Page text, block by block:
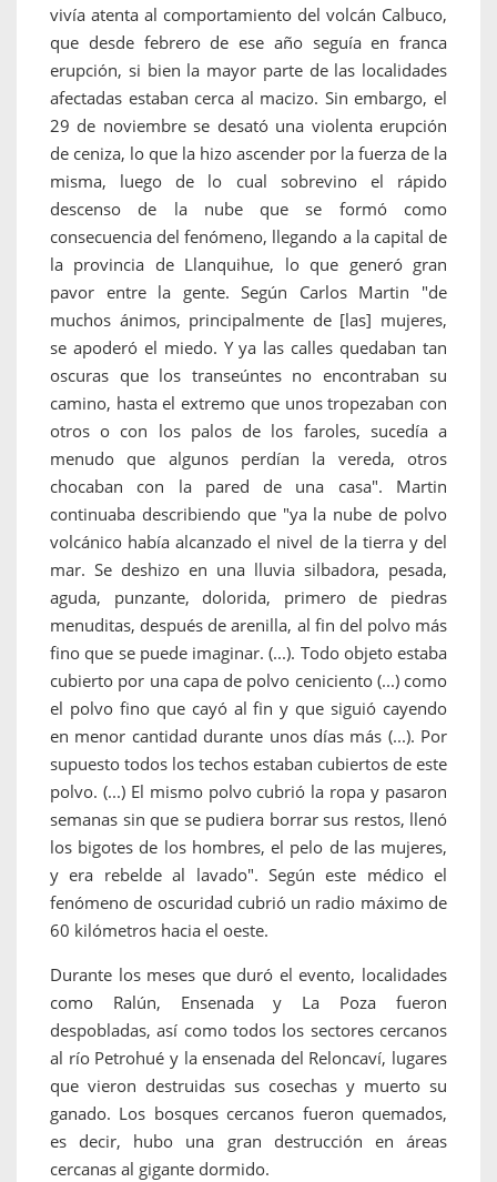
vivía atenta al comportamiento del volcán Calbuco,
que desde febrero de ese año seguía en franca
erupción, si bien la mayor parte de las localidades
afectadas estaban cerca al macizo. Sin embargo, el
29 de noviembre se desató una violenta erupción
de ceniza, lo que la hizo ascender por la fuerza de la
misma, luego de lo cual sobrevino el rápido
descenso de la nube que se formó como
consecuencia del fenómeno, llegando a la capital de
la provincia de Llanquihue, lo que generó gran
pavor entre la gente. Según Carlos Martin "de
muchos ánimos, principalmente de [las] mujeres,
se apoderó el miedo. Y ya las calles quedaban tan
oscuras que los transeúntes no encontraban su
camino, hasta el extremo que unos tropezaban con
otros o con los palos de los faroles, sucedía a
menudo que algunos perdían la vereda, otros
chocaban con la pared de una casa". Martin
continuaba describiendo que "ya la nube de polvo
volcánico había alcanzado el nivel de la tierra y del
mar. Se deshizo en una lluvia silbadora, pesada,
aguda, punzante, dolorida, primero de piedras
menuditas, después de arenilla, al fin del polvo más
fino que se puede imaginar. (...). Todo objeto estaba
cubierto por una capa de polvo ceniciento (...) como
el polvo fino que cayó al fin y que siguió cayendo
en menor cantidad durante unos días más (...). Por
supuesto todos los techos estaban cubiertos de este
polvo. (...) El mismo polvo cubrió la ropa y pasaron
semanas sin que se pudiera borrar sus restos, llenó
los bigotes de los hombres, el pelo de las mujeres,
y era rebelde al lavado". Según este médico el
fenómeno de oscuridad cubrió un radio máximo de
60 kilómetros hacia el oeste.
Durante los meses que duró el evento, localidades
como Ralún, Ensenada y La Poza fueron
despobladas, así como todos los sectores cercanos
al río Petrohué y la ensenada del Reloncaví, lugares
que vieron destruidas sus cosechas y muerto su
ganado. Los bosques cercanos fueron quemados,
es decir, hubo una gran destrucción en áreas
cercanas al gigante dormido.